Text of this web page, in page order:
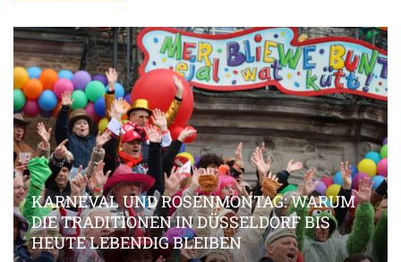
KARNEVAL UND ROSENMONTAG: WARUM
DIE TRADITIONEN IN DÜSSELDORF BIS
HEUTE LEBENDIG BLEIBEN